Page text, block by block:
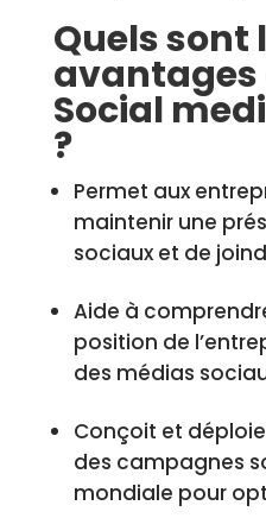
Quels sont
avantages
Social
?
Permet aux
maintenir une
sociaux et de
Aide à
position de
des médias
Conçoit et
des campagnes
mondiale pour